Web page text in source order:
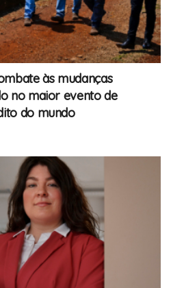
às mudanças
no maior evento de
do mundo